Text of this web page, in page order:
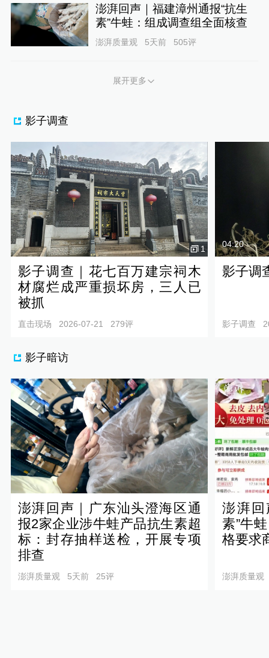
澎湃回声｜福建漳州通报“抗生
素”牛蛙：组成调查组全面核查
澎湃质量观 5天前 505评
展开更多
影子调查
1
影子调查｜花七百万建宗祠木
材腐烂成严重损坏房，三人已
被抓
直击现场 2026-07-21 279评
04:20
影子调
影子调查
影子暗访
澎湃回声｜广东汕头澄海区通
报2家企业涉牛蛙产品抗生素超
标：封存抽样送检，开展专项
排查
澎湃质量观 5天前 25评
澎湃回
素”牛
格要求
澎湃质量观